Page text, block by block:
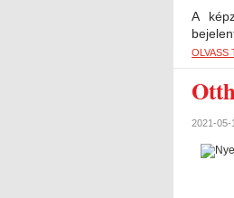
A
OLVASS
2021-05-